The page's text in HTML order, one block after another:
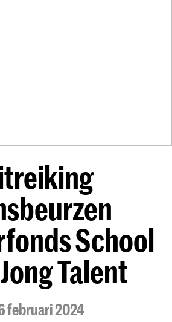
School
Talent
februari 2024